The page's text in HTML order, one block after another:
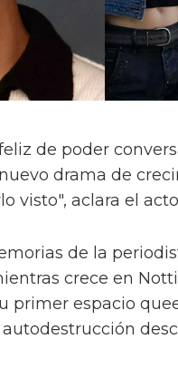
de poder
drama de
visto", aclara el
de la
crece en
primer espacio